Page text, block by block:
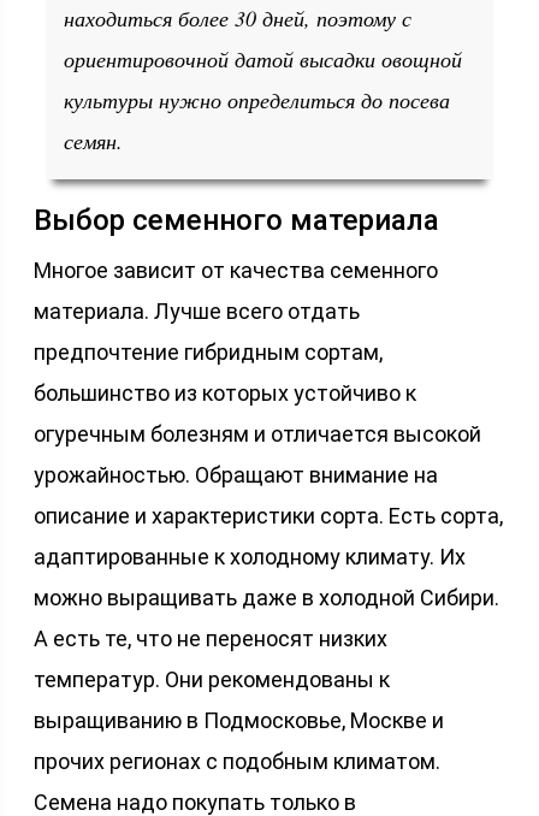
находиться более 30 дней, поэтому с
ориентировочной датой высадки овощной
культуры нужно определиться до посева
семян.
Выбор семенного материала
Многое зависит от качества семенного
материала. Лучше всего отдать
предпочтение гибридным сортам,
большинство из которых устойчиво к
огуречным болезням и отличается высокой
урожайностью. Обращают внимание на
описание и характеристики сорта. Есть сорта,
адаптированные к холодному климату. Их
можно выращивать даже в холодной Сибири.
А есть те, что не переносят низких
температур. Они рекомендованы к
выращиванию в Подмосковье, Москве и
прочих регионах с подобным климатом.
Семена надо покупать только в